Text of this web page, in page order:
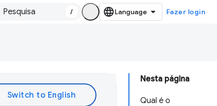
/ Fazer login
Nesta página
Qual é o